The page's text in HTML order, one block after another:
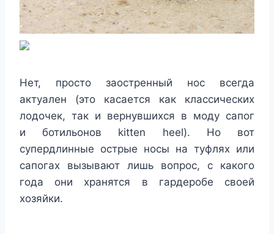
Нет, просто заостренный нос всегда
актуален (это касается как классических
лодочек, так и вернувшихся в моду сапог
и ботильонов kitten heel). Но вот
супердлинные острые носы на туфлях или
сапогах вызывают лишь вопрос, с какого
года они хранятся в гардеробе своей
хозяйки.